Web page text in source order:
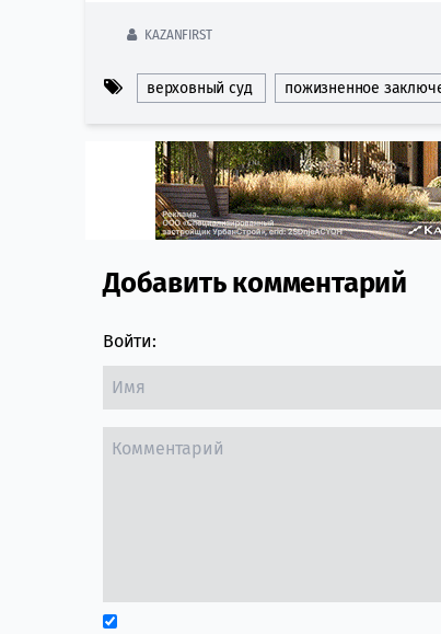
KAZANFIRST
верховный суд пожизненное
Comment section
Добавить комментарий
Войти: